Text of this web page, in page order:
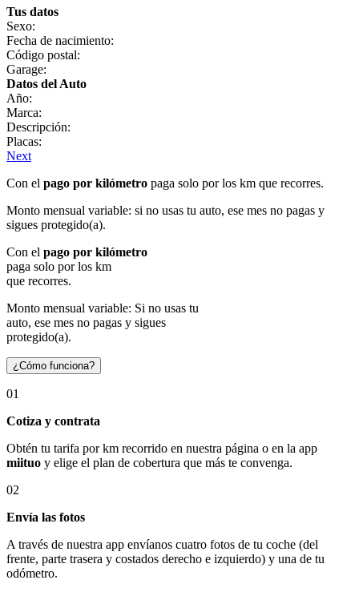
Tus datos
Sexo:
Fecha de nacimiento:
Código postal:
Garage:
Datos del Auto
Año:
Marca:
Descripción:
Placas:
Next
Con el pago por kilómetro paga solo por los km que recorres.
Monto mensual variable: si no usas tu auto, ese mes no pagas y
sigues protegido(a).
Con el pago por kilómetro
paga solo por los km
que recorres.
Monto mensual variable: Si no usas tu
auto, ese mes no pagas y sigues
protegido(a).
¿Cómo funciona?
01
Cotiza y contrata
Obtén tu tarifa por km recorrido en nuestra página o en la app
miituo y elige el plan de cobertura que más te convenga.
02
Envía las fotos
A través de nuestra app envíanos cuatro fotos de tu coche (del
frente, parte trasera y costados derecho e izquierdo) y una de tu
odómetro.